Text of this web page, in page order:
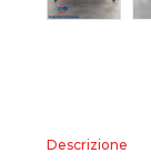
Descrizione